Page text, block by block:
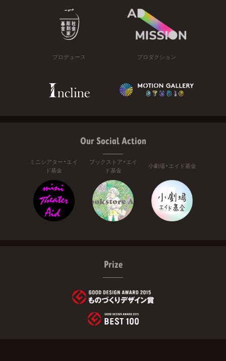
プロデュース プロダクション
Our Social Action
ミニシアター・エイ
ド基金
ブックストア・エイ
ド基金
小劇場・エイド基金
Prize